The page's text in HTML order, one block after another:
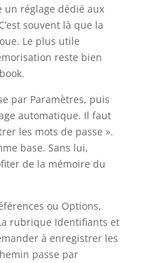
un réglage dédié aux
souvent là que la
Le plus utile
reste bien
par Paramètres, puis
automatique. Il faut
les mots de passe ».
base. Sans lui,
de la mémoire du
ou Options,
rubrique Identifiants et
à enregistrer les
passe par